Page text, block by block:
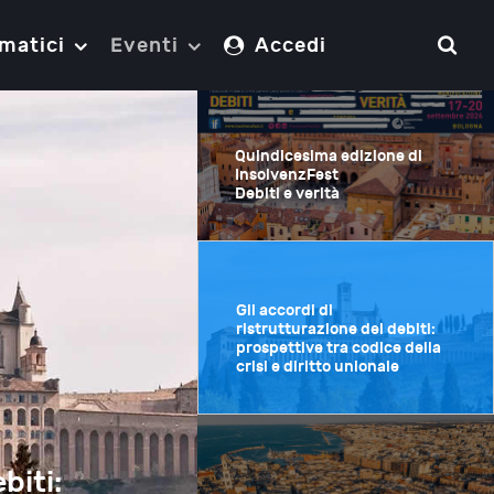
Eventi Accedi
Quindicesima edizione di
InsolvenzFest
Debiti e verità
Gli accordi di
ristrutturazione dei debiti:
prospettive tra codice della
crisi e diritto unionale